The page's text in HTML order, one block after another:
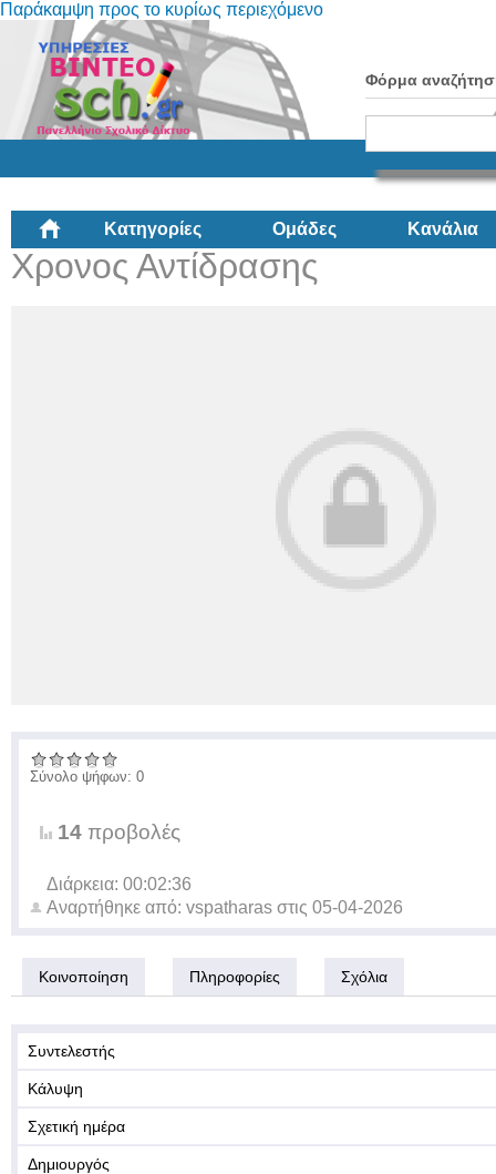
Παράκαμψη προς το κυρίως περιεχόμενο
Φόρμα
Κατηγορίες Ομάδες Κανάλια
Χρονος Αντίδρασης
Σύνολο ψήφων: 0
14 προβολές
Διάρκεια: 00:02:36
Αναρτήθηκε από: vspatharas στις 05-04-2026
Κοινοποίηση Πληροφορίες Σχόλια
Συντελεστής
Κάλυψη
Σχετική ημέρα
Δημιουργός